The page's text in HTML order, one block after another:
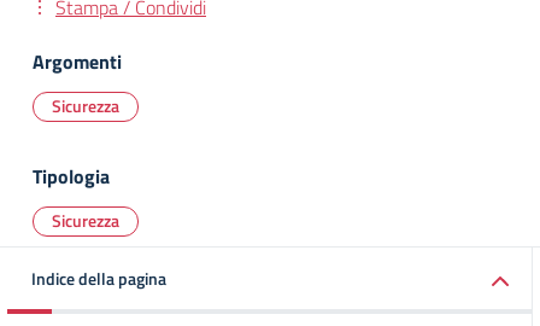
Stampa / Condividi
Argomenti
Sicurezza
Tipologia
Sicurezza
Indice della pagina